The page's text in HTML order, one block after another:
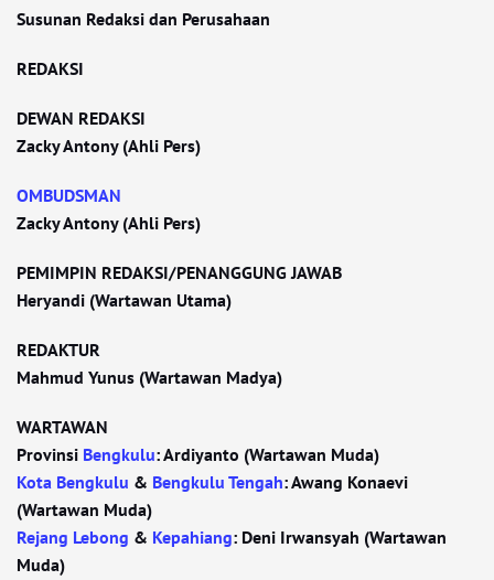
Susunan Redaksi dan Perusahaan
REDAKSI
DEWAN REDAKSI
Zacky Antony (Ahli Pers)
OMBUDSMAN
Zacky Antony (Ahli Pers)
PEMIMPIN REDAKSI/PENANGGUNG JAWAB
Heryandi (Wartawan Utama)
REDAKTUR
Mahmud Yunus (Wartawan Madya)
WARTAWAN
Provinsi Bengkulu: Ardiyanto (Wartawan Muda)
Kota Bengkulu & Bengkulu Tengah: Awang Konaevi
(Wartawan Muda)
Rejang Lebong & Kepahiang: Deni Irwansyah (Wartawan
Muda)